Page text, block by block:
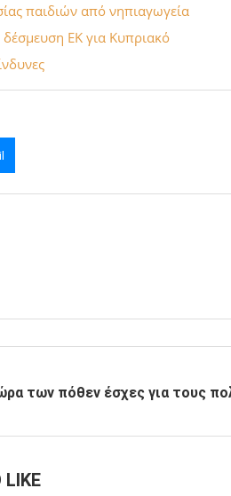
παιδιών από νηπιαγωγεία
ΕΚ για Κυπριακό
των πόθεν έσχες για τους
LIKE